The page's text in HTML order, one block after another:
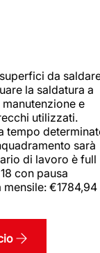
da
la saldatura a
e
utilizzati.
tempo
sarà
di lavoro è full
con pausa
€1784,94